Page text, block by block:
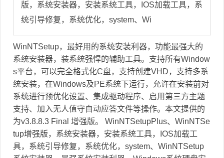
版，系统安装器，安装系统工具，IOS加载工具，系
统引导修复，系统优化，system、Wi
WinNTSetup，最好用的系统安装利器，功能最强大的
系统安装器，装系统强悍的辅助工具。支持所有Window
s平台，可以完全格式化C盘，支持创建VHD，支持多系
统安装，在Windows及PE系统下运行，允许在安装前对
系统进行预优化设置、集成驱动程序、启用第三方主题
支持、加入无人值守自动应答文件等操作。本文提供的
为v3.8.8.3 Final 增强版。 WinNTSetupPlus、WinNTSe
tup增强版，系统安装器，安装系统工具，IOS加载工
具，系统引导修复，系统优化，system、WinNTSetup